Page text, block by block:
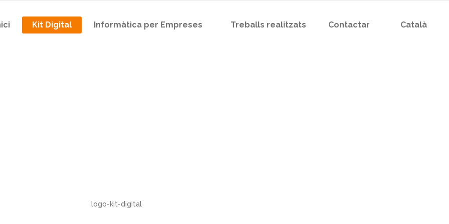
Kit Digital Informàtica per Empreses Treballs realitzats Contactar Català